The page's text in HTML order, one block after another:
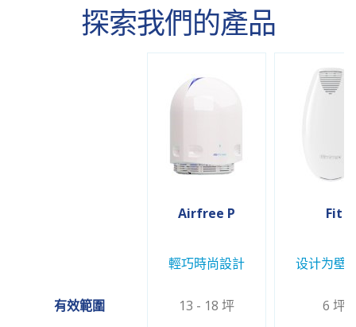
探索我們的產品
Airfree P Fit
輕巧時尚設計 设计为壁
有效範圍 13 - 18 坪
6 坪